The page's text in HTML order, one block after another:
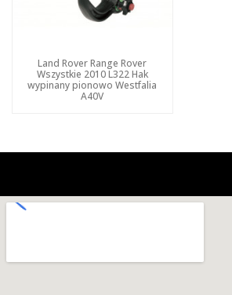
Land Rover Range Rover
Wszystkie 2010 L322 Hak
wypinany pionowo Westfalia
A40V